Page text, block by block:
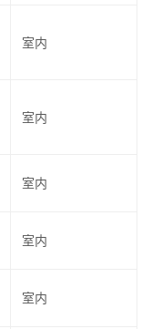
室内
室内
室内
室内
室内